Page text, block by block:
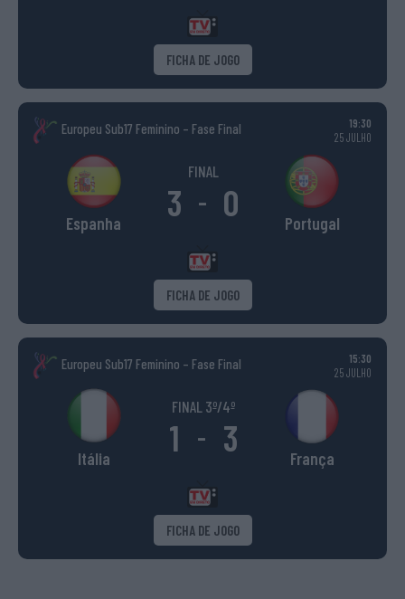
FICHA DE JOGO
Europeu Sub17 Feminino – Fase Final
19:30
25 JULHO
Espanha
FINAL
3 - 0 Portugal
FICHA DE JOGO
Europeu Sub17 Feminino – Fase Final
15:30
25 JULHO
Itália
FINAL 3º/4º
1 - 3 França
FICHA DE JOGO